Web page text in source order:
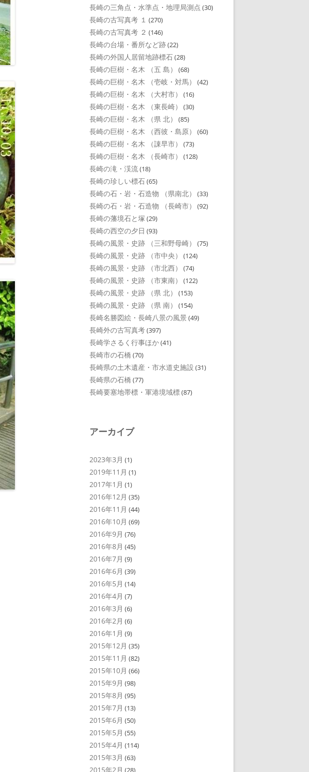
長崎の三角点・水準点・地理局測点 (30)
長崎の古写真考 １ (270)
長崎の古写真考 ２ (146)
長崎の台場・番所など跡(22)
長崎の外国人居留地跡標石(28)
長崎の巨樹・名木 （五 島） (68)
長崎の巨樹・名木 （壱岐・対馬） (42)
長崎の巨樹・名木 （大村市） (16)
長崎の巨樹・名木 （東長崎） (30)
長崎の巨樹・名木 （県 北） (85)
長崎の巨樹・名木 （西彼・島原） (60)
長崎の巨樹・名木 （諌早市） (73)
長崎の巨樹・名木 （長崎市） (128)
長崎の滝・渓流(18)
長崎の珍しい標石(65)
長崎の石・岩・石造物 （県南北） (33)
長崎の石・岩・石造物 （長崎市） (92)
長崎の藩境石と塚 (29)
長崎の西空の夕日 (93)
長崎の風景・史跡 （三和野母崎） (75)
長崎の風景・史跡 （市中央） (124)
長崎の風景・史跡 （市北西） (74)
長崎の風景・史跡 （市東南） (122)
長崎の風景・史跡 （県 北） (153)
長崎の風景・史跡 （県 南） (154)
長崎名勝図絵・長崎八景の風景 (49)
長崎外の古写真考(397)
長崎学さるく行事ほか(41)
長崎市の石橋 (70)
長崎県の土木遺産・市水道史施設 (31)
長崎県の石橋 (77)
長崎要塞地帯標・軍港境域標(87)
アーカイブ
2023年3月 (1)
2019年11月 (1)
2017年1月 (1)
2016年12月 (35)
2016年11月 (44)
2016年10月 (69)
2016年9月 (76)
2016年8月 (45)
2016年7月 (9)
2016年6月 (39)
2016年5月 (14)
2016年4月 (7)
2016年3月 (6)
2016年2月 (6)
2016年1月 (9)
2015年12月 (35)
2015年11月 (82)
2015年10月 (66)
2015年9月 (98)
2015年8月 (95)
2015年7月 (13)
2015年6月 (50)
2015年5月 (55)
2015年4月 (114)
2015年3月 (63)
2015年2月 (28)